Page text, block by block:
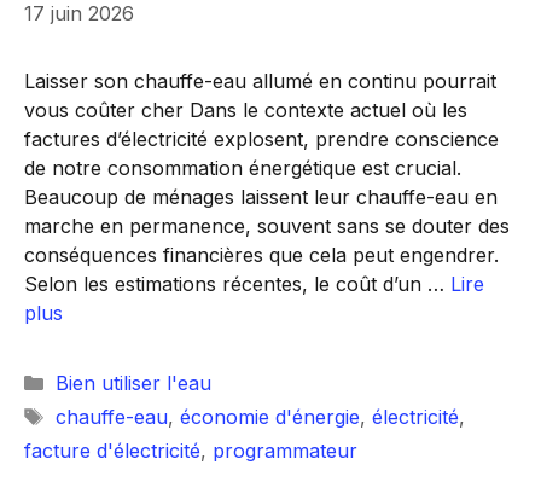
17 juin 2026
Laisser son chauffe-eau allumé en continu pourrait
vous coûter cher Dans le contexte actuel où les
factures d’électricité explosent, prendre conscience
de notre consommation énergétique est crucial.
Beaucoup de ménages laissent leur chauffe-eau en
marche en permanence, souvent sans se douter des
conséquences financières que cela peut engendrer.
Selon les estimations récentes, le coût d’un … Lire
plus
Catégories
Bien utiliser l'eau
Étiquettes
chauffe-eau, économie d'énergie, électricité,
facture d'électricité, programmateur